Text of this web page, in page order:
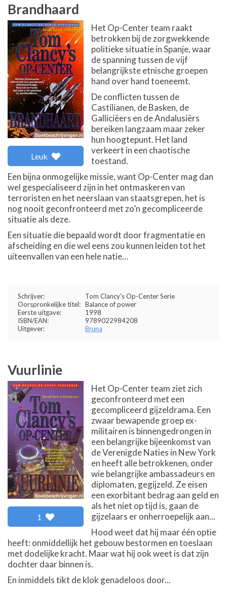
Brandhaard
Leuk
Het Op-Center team raakt
betrokken bij de zorgwekkende
politieke situatie in Spanje, waar
de spanning tussen de vijf
belangrijkste etnische groepen
hand over hand toeneemt.
De conflicten tussen de
Castilianen, de Basken, de
Galliciëers en de Andalusiërs
bereiken langzaam maar zeker
hun hoogtepunt. Het land
verkeert in een chaotische
toestand.
Een bijna onmogelijke missie, want Op-Center mag dan
wel gespecialiseerd zijn in het ontmaskeren van
terroristen en het neerslaan van staatsgrepen, het is
nog nooit geconfronteerd met zo’n gecompliceerde
situatie als deze.
Een situatie die bepaald wordt door fragmentatie en
afscheiding en die wel eens zou kunnen leiden tot het
uiteenvallen van een hele natie…
Schrijver:
Tom Clancy's Op-Center Serie
Oorspronkelijke titel: Balance of power
Eerste uitgave:
1998
ISBN/EAN:
9789022984208
Uitgever:
Bruna
Vuurlinie
1
Het Op-Center team ziet zich
geconfronteerd met een
gecompliceerd gijzeldrama. Een
zwaar bewapende groep ex-
militairen is binnengedrongen in
een belangrijke bijeenkomst van
de Verenigde Naties in New York
en heeft alle betrokkenen, onder
wie belangrijke ambassadeurs en
diplomaten, gegijzeld. Ze eisen
een exorbitant bedrag aan geld en
als het niet op tijd is, gaan de
gijzelaars er onherroepelijk aan...
Hood weet dat hij maar één optie
heeft: onmiddellijk het gebouw bestormen en toeslaan
met dodelijke kracht. Maar wat hij ook weet is dat zijn
dochter daar binnen is.
En inmiddels tikt de klok genadeloos door...